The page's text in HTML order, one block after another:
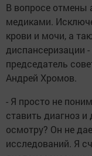
В вопросе отмены
медиками.
крови и мочи, а
диспансеризации
председатель
Андрей Хромов.
- Я просто не
ставить диагноз
осмотру? Он не
исследований. Я